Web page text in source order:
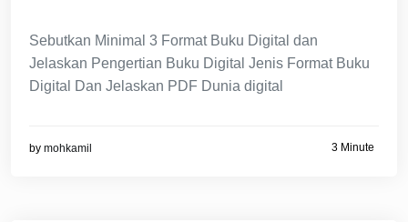
Sebutkan Minimal 3 Format Buku Digital dan
Jelaskan Pengertian Buku Digital Jenis Format Buku
Digital Dan Jelaskan PDF Dunia digital
by mohkamil 3 Minute